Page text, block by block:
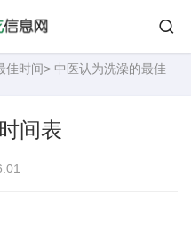
佳时间> 中医认为洗澡的最佳
间表